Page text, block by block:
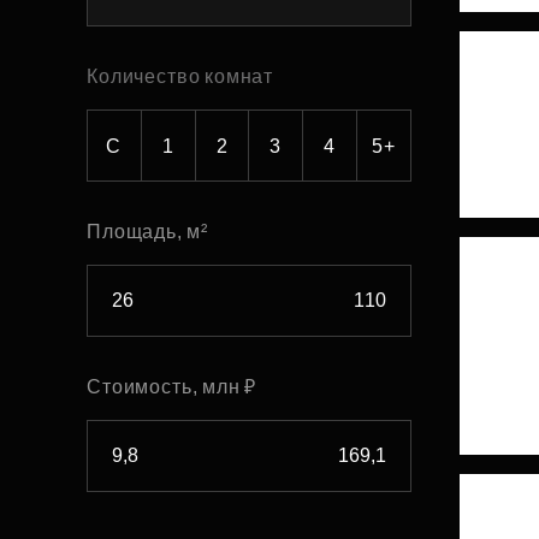
Рефинансирование
Количество комнат
С 1 2 3 4 5+
Площадь, м²
Стоимость, млн ₽